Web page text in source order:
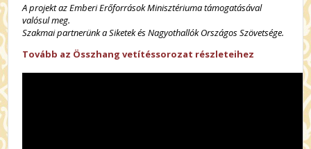
A projekt az Emberi Erőforrások Minisztériuma támogatásával
valósul meg.
Szakmai partnerünk a Siketek és Nagyothallók Országos Szövetsége.
Tovább az Összhang vetítéssorozat részleteihez